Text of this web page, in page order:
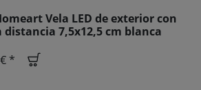
Vela LED de exterior con
distancia 7,5x12,5 cm blanca
*